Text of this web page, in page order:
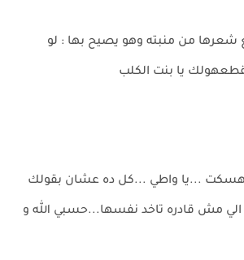
شعرها من منبته وهو يصيح بها : لو
يا بنت الكلب
...يا واطي ...كل ده عشان بقولك
الي مش قادره تاخد نفسها...حسبي الله و